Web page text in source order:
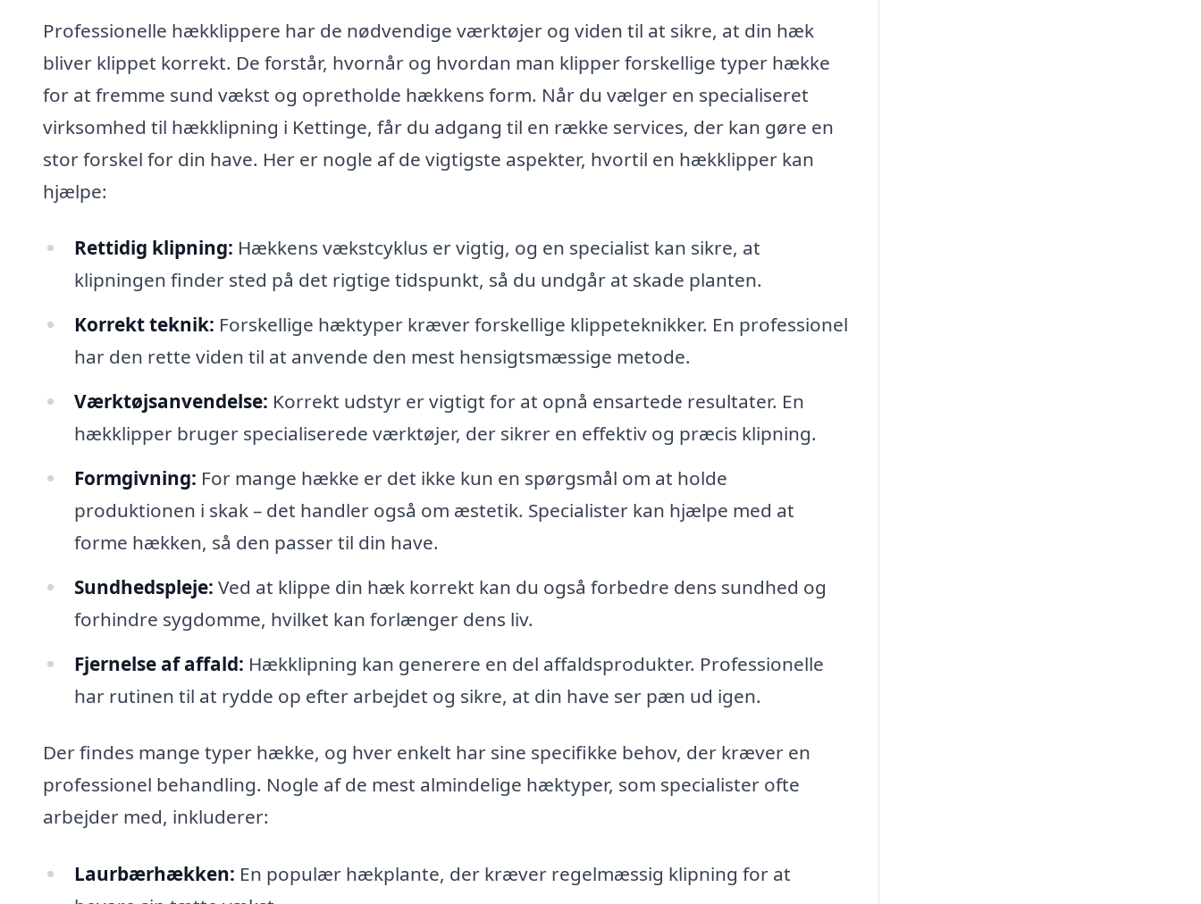
Professionelle hækklippere har de nødvendige værktøjer og viden til at sikre, at din hæk
bliver klippet korrekt. De forstår, hvornår og hvordan man klipper forskellige typer hække
for at fremme sund vækst og opretholde hækkens form. Når du vælger en specialiseret
virksomhed til hækklipning i Kettinge, får du adgang til en række services, der kan gøre en
stor forskel for din have. Her er nogle af de vigtigste aspekter, hvortil en hækklipper kan
hjælpe:
Rettidig klipning: Hækkens vækstcyklus er vigtig, og en specialist kan sikre, at
klipningen finder sted på det rigtige tidspunkt, så du undgår at skade planten.
Korrekt teknik: Forskellige hæktyper kræver forskellige klippeteknikker. En professionel
har den rette viden til at anvende den mest hensigtsmæssige metode.
Værktøjsanvendelse: Korrekt udstyr er vigtigt for at opnå ensartede resultater. En
hækklipper bruger specialiserede værktøjer, der sikrer en effektiv og præcis klipning.
Formgivning: For mange hække er det ikke kun en spørgsmål om at holde
produktionen i skak – det handler også om æstetik. Specialister kan hjælpe med at
forme hækken, så den passer til din have.
Sundhedspleje: Ved at klippe din hæk korrekt kan du også forbedre dens sundhed og
forhindre sygdomme, hvilket kan forlænger dens liv.
Fjernelse af affald: Hækklipning kan generere en del affaldsprodukter. Professionelle
har rutinen til at rydde op efter arbejdet og sikre, at din have ser pæn ud igen.
Der findes mange typer hække, og hver enkelt har sine specifikke behov, der kræver en
professionel behandling. Nogle af de mest almindelige hæktyper, som specialister ofte
arbejder med, inkluderer:
Laurbærhækken: En populær hækplante, der kræver regelmæssig klipning for at